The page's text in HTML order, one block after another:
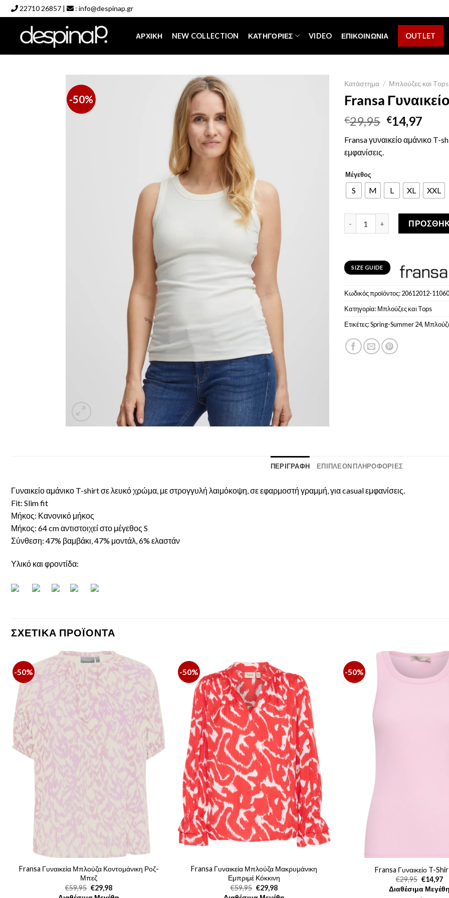
to
content
22710 26857 | : info@despinap.gr
ΑΡΧΙΚΉ NEW COLLECTION ΚΑΤΗΓΟΡΊΕΣ VIDEO ΕΠΙΚΟΙΝΩΝΊΑ OUTLET
-50%
Κατάστημα / Μπλούζες και Tops
Fransa
€29,95 Original
price
was:
€14,97
τιμή
Fransa γυναικείο αμάνικο T-
εμφανίσεις.
Μέγεθος
S M L XL XXL
Fransa Γυναικείο T-Shirt
SIZE GUIDE
Κωδικός προϊόντος:20612012-
Κατηγορία:Μπλούζες και Tops
Ετικέτες:Spring-Summer 24,
ΠΕΡΙΓΡΑΦΉ ΕΠΙΠΛΈΟΝ ΠΛΗΡΟΦΟΡΊΕΣ
Γυναικείο αμάνικο T-shirt σε λευκό χρώμα, με στρογγυλή λαιμόκοψη, σε εφαρμοστή γραμμή, για casual εμφανίσεις.
Fit: Slim fit
Μήκος: Κανονικό μήκος
Μήκος: 64 cm αντιστοιχεί στο μέγεθος S
Σύνθεση: 47% βαμβάκι, 47% μοντάλ, 6% ελαστάν
Υλικό και φροντίδα:
ΣΧΕΤΙΚΆ ΠΡΟΪΌΝΤΑ
-50%
Fransa Γυναικεία Μπλούζα Κοντομάνικη Ροζ-
Μπεζ
€59,95 Original
price
€29,98Η
τρέχουσα
-50%
Fransa Γυναικεία Μπλούζα Μακρυμάνικη
Εμπριμέ Κόκκινη
€59,95 Original
price
€29,98Η
τρέχουσα
-50%
Fransa Γυναικείο T-
€29,95 Original
price
was:
€14,97Η
Διαθέσιμα